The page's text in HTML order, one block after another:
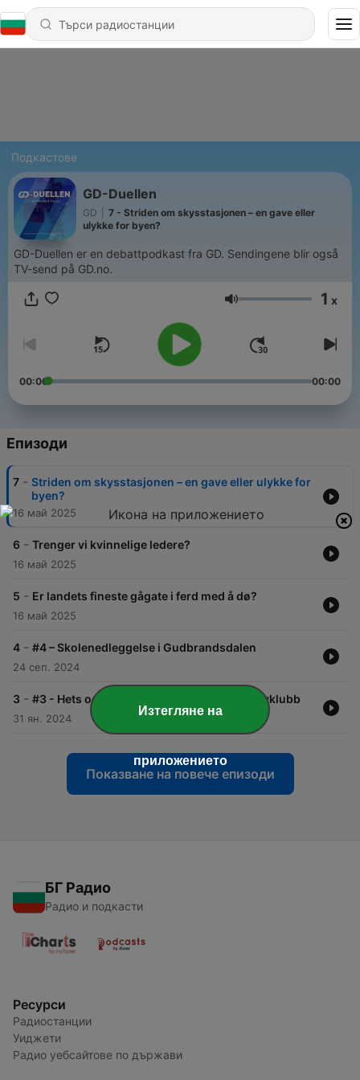
Подкастове
GD-Duellen
GD
7 - Striden om skysstasjonen – en gave eller
ulykke for byen?
GD-Duellen er en debattpodkast fra GD. Sendingene blir også
TV-send på GD.no.
Сила на звука
1 x
00:00 00:00
Епизоди
7 - Striden om skysstasjonen – en gave eller ulykke for
byen?
16 май 2025
6 - Trenger vi kvinnelige ledere?
16 май 2025
5 - Er landets fineste gågate i ferd med å dø?
16 май 2025
4 - #4 – Skolenedleggelse i Gudbrandsdalen
24 сеп. 2024
3 - #3 - Hets og sjikane i Lillehammer ishockeyklubb
31 ян. 2024
Показване на повече епизоди
БГ Радио
Радио и подкасти
Ресурси
Радиостанции
Уиджети
Радио уебсайтове по държави
Изтегляне на
приложението